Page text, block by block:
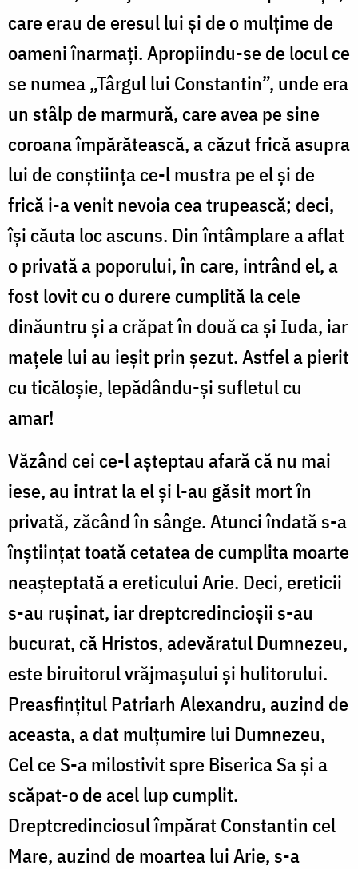
care erau de eresul lui și de o mulțime de
oameni înarmați. Apropiindu-se de locul ce
se numea „Târgul lui Constantin”, unde era
un stâlp de marmură, care avea pe sine
coroana împărătească, a căzut frică asupra
lui de conștiința ce-l mustra pe el și de
frică i-a venit nevoia cea trupească; deci,
își căuta loc ascuns. Din întâmplare a aflat
o privată a poporului, în care, intrând el, a
fost lovit cu o durere cumplită la cele
dinăuntru și a crăpat în două ca și Iuda, iar
mațele lui au ieșit prin șezut. Astfel a pierit
cu ticăloșie, lepădându-și sufletul cu
amar!
Văzând cei ce-l așteptau afară că nu mai
iese, au intrat la el și l-au găsit mort în
privată, zăcând în sânge. Atunci îndată s-a
înștiințat toată cetatea de cumplita moarte
neașteptată a ereticului Arie. Deci, ereticii
s-au rușinat, iar dreptcredincioșii s-au
bucurat, că Hristos, adevăratul Dumnezeu,
este biruitorul vrăjmașului și hulitorului.
Preasfințitul Patriarh Alexandru, auzind de
aceasta, a dat mulțumire lui Dumnezeu,
Cel ce S-a milostivit spre Biserica Sa și a
scăpat-o de acel lup cumplit.
Dreptcredinciosul împărat Constantin cel
Mare, auzind de moartea lui Arie, s-a